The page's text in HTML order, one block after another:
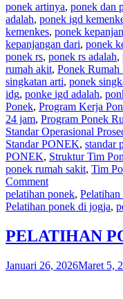
ponek artinya, ponek dan
adalah, ponek igd
kemenkes, ponek
kepanjangan dari, ponek
ponek rs, ponek rs adalah,
rumah akit, Ponek Rumah
singkatan arti, ponek
idg, ponke igd adalah,
Ponek, Program Kerja
24 jam, Program Ponek
Standar Operasional
Standar PONEK, standar
PONEK, Struktur Tim
ponek rumah sakit, Tim
Comment
pelatihan ponek,
Pelatihan ponek di jogja,
PELATIHAN
Januari 26, 2026Maret 5,